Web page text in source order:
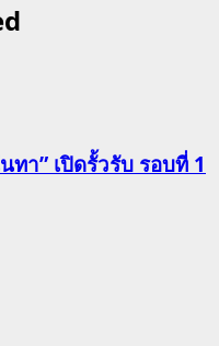
า” เปิดรั้วรับ รอบที่ 1